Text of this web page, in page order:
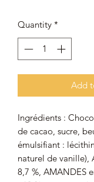
Quantity *
Add
Ingrédients :
de cacao, sucre,
émulsifiant :
naturel de vanille),
8,7 %, AMANDES